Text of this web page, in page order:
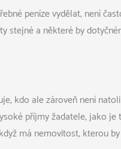
peníze vydělat, není
stejné a některé by
kdo ale zároveň není
příjmy žadatele, jako
má nemovitost, kterou